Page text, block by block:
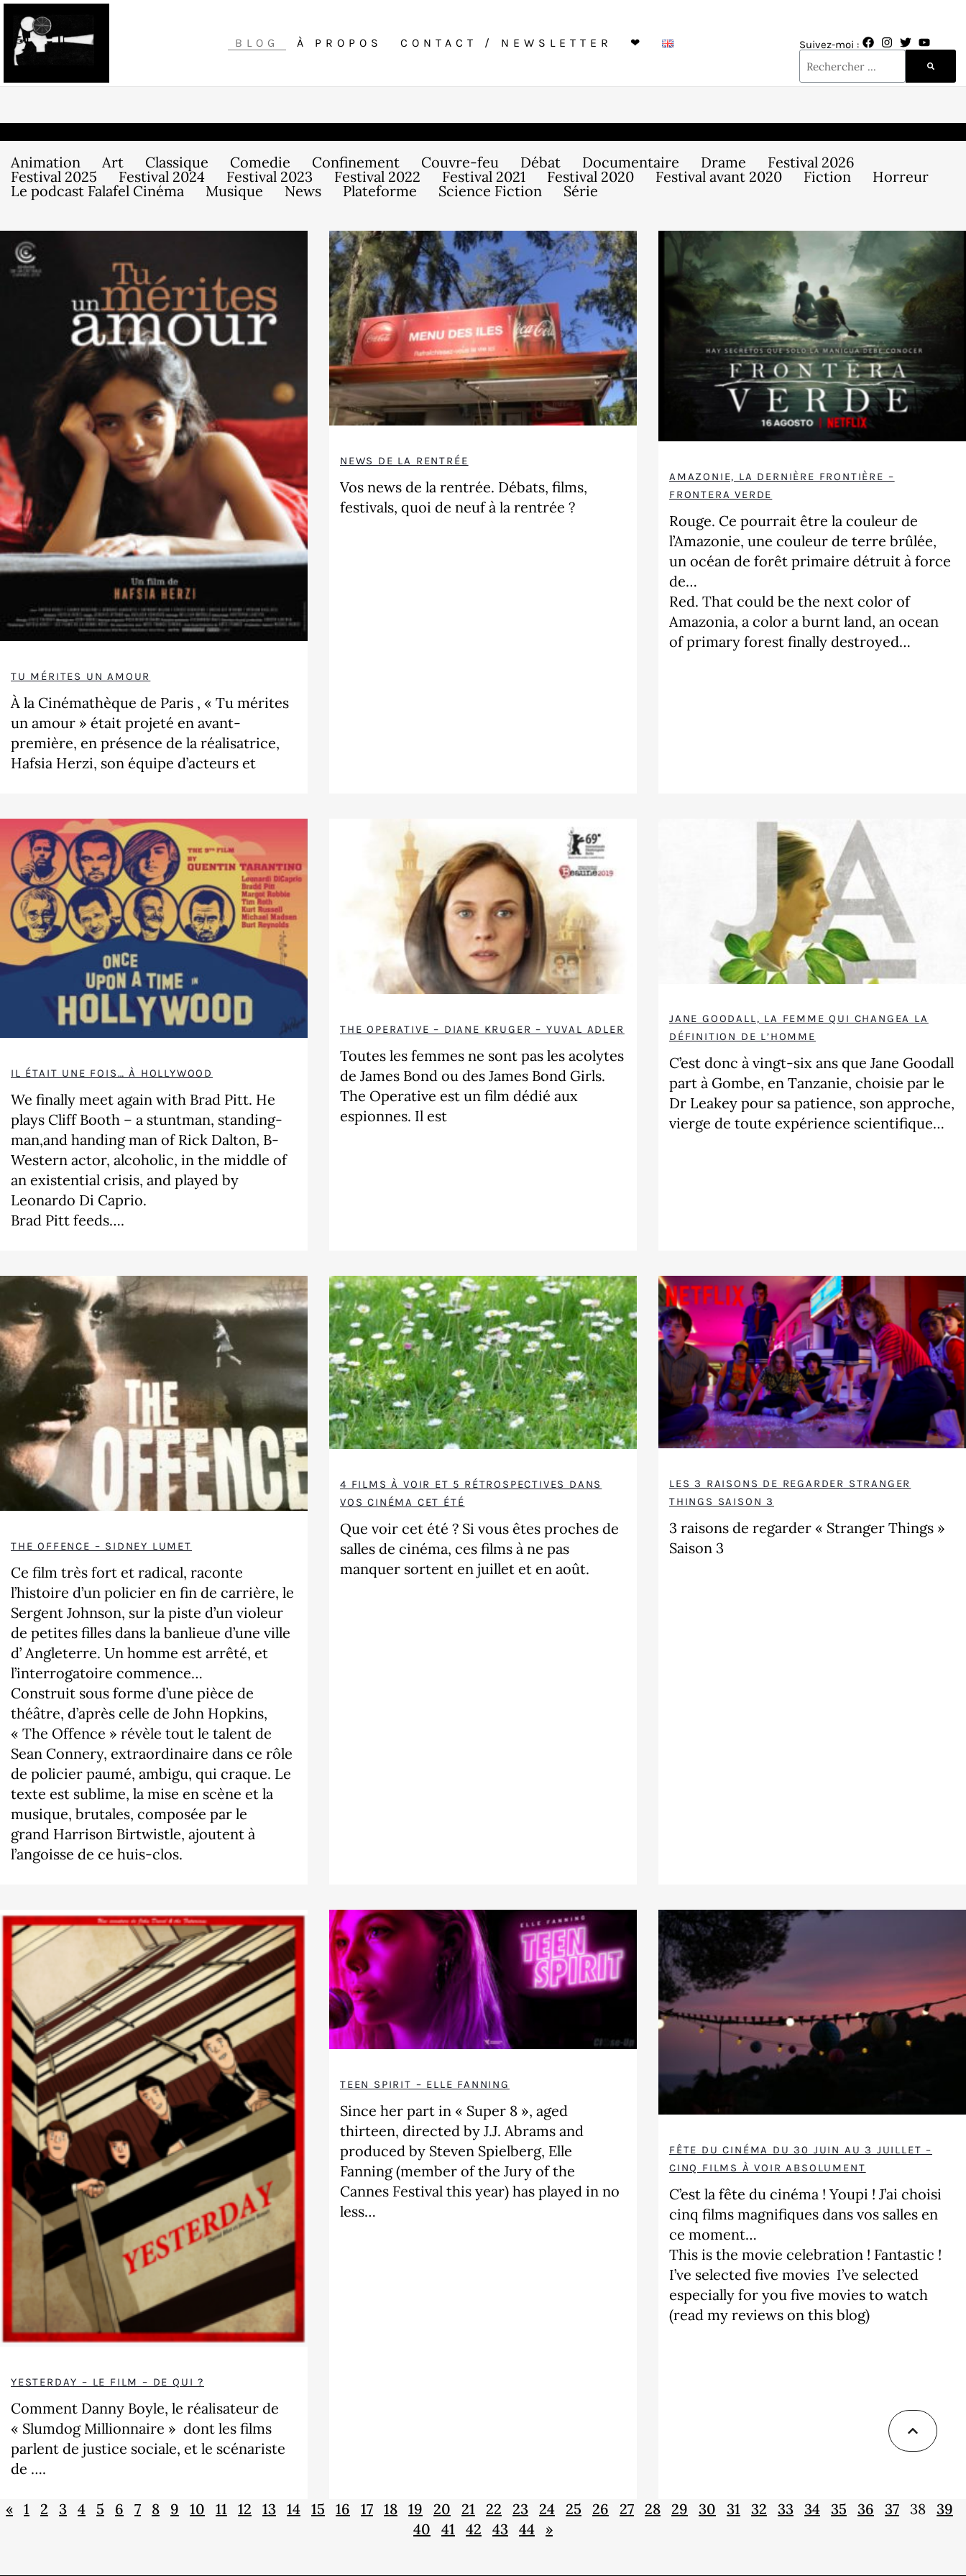
BLOG À PROPOS CONTACT / NEWSLETTER ❤ Suivez-moi :
Animation Art Classique Comedie Confinement Couvre-feu Débat Documentaire Drame
Festival 2026
Festival 2025
Festival 2024 Festival 2023 Festival 2022 Festival 2021 Festival 2020 Festival avant 2020 Fiction
Horreur
Le podcast Falafel Cinéma
Musique News Plateforme Science Fiction Série
TU MÉRITES UN AMOUR
À la Cinémathèque de Paris , « Tu mérites
un amour » était projeté en avant-
première, en présence de la réalisatrice,
Hafsia Herzi, son équipe d’acteurs et
NEWS DE LA RENTRÉE
Vos news de la rentrée. Débats, films,
festivals, quoi de neuf à la rentrée ?
AMAZONIE, LA DERNIÈRE FRONTIÈRE –
FRONTERA VERDE
Rouge. Ce pourrait être la couleur de
l’Amazonie, une couleur de terre brûlée,
un océan de forêt primaire détruit à force
de…
Red. That could be the next color of
Amazonia, a color a burnt land, an ocean
of primary forest finally destroyed…
IL ÉTAIT UNE FOIS… À HOLLYWOOD
We finally meet again with Brad Pitt. He
plays Cliff Booth – a stuntman, standing-
man,and handing man of Rick Dalton, B-
Western actor, alcoholic, in the middle of
an existential crisis, and played by
Leonardo Di Caprio.
Brad Pitt feeds….
THE OPERATIVE – DIANE KRUGER – YUVAL ADLER
Toutes les femmes ne sont pas les acolytes
de James Bond ou des James Bond Girls.
The Operative est un film dédié aux
espionnes. Il est
JANE GOODALL, LA FEMME QUI CHANGEA LA
DÉFINITION DE L’HOMME
C’est donc à vingt-six ans que Jane Goodall
part à Gombe, en Tanzanie, choisie par le
Dr Leakey pour sa patience, son approche,
vierge de toute expérience scientifique…
THE OFFENCE – SIDNEY LUMET
Ce film très fort et radical, raconte
l’histoire d’un policier en fin de carrière, le
Sergent Johnson, sur la piste d’un violeur
de petites filles dans la banlieue d’une ville
d’ Angleterre. Un homme est arrêté, et
l’interrogatoire commence…
Construit sous forme d’une pièce de
théâtre, d’après celle de John Hopkins,
« The Offence » révèle tout le talent de
Sean Connery, extraordinaire dans ce rôle
de policier paumé, ambigu, qui craque. Le
texte est sublime, la mise en scène et la
musique, brutales, composée par le
grand Harrison Birtwistle, ajoutent à
l’angoisse de ce huis-clos.
4 FILMS À VOIR ET 5 RÉTROSPECTIVES DANS
VOS CINÉMA CET ÉTÉ
Que voir cet été ? Si vous êtes proches de
salles de cinéma, ces films à ne pas
manquer sortent en juillet et en août.
LES 3 RAISONS DE REGARDER STRANGER
THINGS SAISON 3
3 raisons de regarder « Stranger Things »
Saison 3
YESTERDAY – LE FILM – DE QUI ?
Comment Danny Boyle, le réalisateur de
« Slumdog Millionnaire » dont les films
parlent de justice sociale, et le scénariste
de ….
TEEN SPIRIT – ELLE FANNING
Since her part in « Super 8 », aged
thirteen, directed by J.J. Abrams and
produced by Steven Spielberg, Elle
Fanning (member of the Jury of the
Cannes Festival this year) has played in no
less…
FÊTE DU CINÉMA DU 30 JUIN AU 3 JUILLET –
CINQ FILMS À VOIR ABSOLUMENT
C’est la fête du cinéma ! Youpi ! J’ai choisi
cinq films magnifiques dans vos salles en
ce moment…
This is the movie celebration ! Fantastic !
I’ve selected five movies I’ve selected
especially for you five movies to watch
(read my reviews on this blog)
« 1 2 3 4 5 6 7 8 9 10 11 12 13 14 15 16 17 18 19 20 21 22 23 24 25 26 27 28 29 30 31 32 33 34 35 36 37 38 39
40
41 42 43 44 »